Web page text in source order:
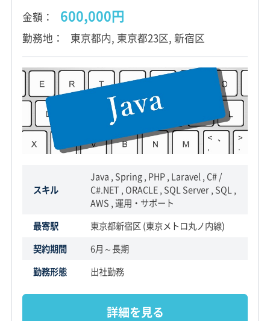
金額 600,000円
勤務地 東京都内, 東京都23区, 新宿区
スキル
Java , Spring , PHP , Laravel , C# /
C#.NET , ORACLE , SQL Server , SQL ,
AWS , 運用・サポート
最寄駅
東京都新宿区 (東京メトロ丸ノ内線)
契約期間
6月～長期
勤務形態
出社勤務
詳細を見る